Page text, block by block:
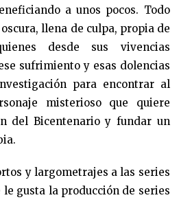
a unos pocos. Todo
llena de culpa, propia de
desde sus vivencias
sufrimiento y esas dolencias
para encontrar al
misterioso que quiere
del Bicentenario y fundar un
y largometrajes a las series
le gusta la producción de series